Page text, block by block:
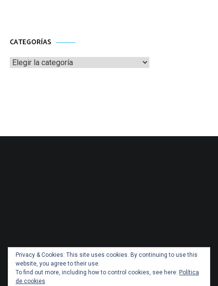
CATEGORÍAS
Categorías
Privacy & Cookies: This site uses cookies. By continuing to use this
website, you agree to their use.
To find out more, including how to control cookies, see here: Política
de cookies